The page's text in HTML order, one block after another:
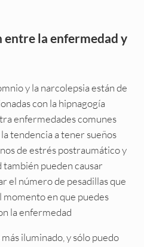
entre la enfermedad y
y la narcolepsia están de
con la hipnagogía
enfermedades comunes
tendencia a tener sueños
de estrés postraumático y
también pueden causar
el número de pesadillas que
momento en que puedes
la enfermedad
iluminado, y sólo puedo